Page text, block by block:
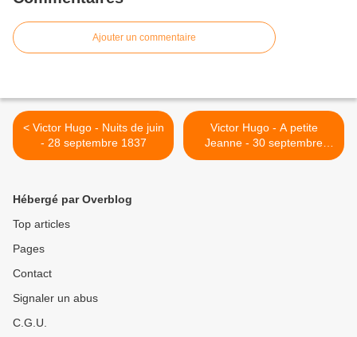
Ajouter un commentaire
< Victor Hugo - Nuits de juin
- 28 septembre 1837
Victor Hugo - A petite
Jeanne - 30 septembre
1870 >
Hébergé par Overblog
Top articles
Pages
Contact
Signaler un abus
C.G.U.